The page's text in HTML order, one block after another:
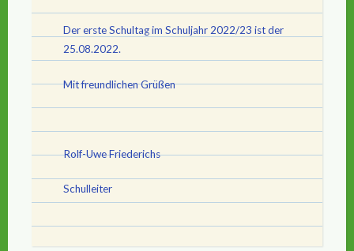
Der erste Schultag im Schuljahr 2022/23 ist der
25.08.2022.
Mit freundlichen Grüßen
Rolf-Uwe Friederichs
Schulleiter